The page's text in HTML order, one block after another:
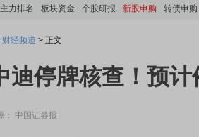
主力排名 板块资金 个股研报 新股申购 转债申购
财经频道 > 正文
迪停牌核查！预
： 中国证券报